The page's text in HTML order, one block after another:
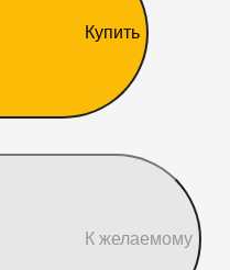
Купить
К желаемому